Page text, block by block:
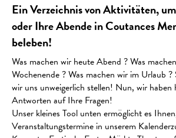
Ein Verzeichnis von Aktivitäten,
oder Ihre Abende in Coutances
beleben!
Was machen wir heute Abend ? Was
Wochenende ? Was machen wir im Urlaub ?
wir uns unweigerlich stellen! Nun, wir haben
Antworten auf Ihre Fragen!
Unser kleines Tool unten ermöglicht es
Veranstaltungstermine in unserem